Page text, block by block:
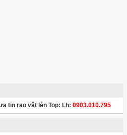
tin rao vặt lên Top: Lh: 0903.010.795